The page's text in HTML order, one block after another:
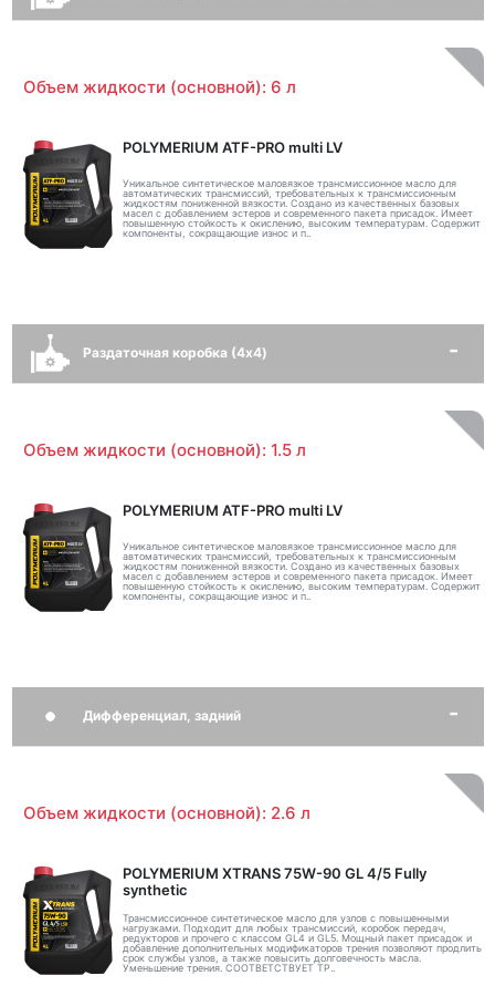
Объем жидкости (основной): 6 л
POLYMERIUM ATF-PRO multi LV
Уникальное синтетическое маловязкое трансмиссионное масло для
автоматических трансмиссий, требовательных к трансмиссионным
жидкостям пониженной вязкости. Создано из качественных базовых
масел с добавлением эстеров и современного пакета присадок. Имеет
повышенную стойкость к окислению, высоким температурам. Содержит
компоненты, сокращающие износ и п..
Раздаточная коробка (4x4)
Объем жидкости (основной): 1.5 л
POLYMERIUM ATF-PRO multi LV
Уникальное синтетическое маловязкое трансмиссионное масло для
автоматических трансмиссий, требовательных к трансмиссионным
жидкостям пониженной вязкости. Создано из качественных базовых
масел с добавлением эстеров и современного пакета присадок. Имеет
повышенную стойкость к окислению, высоким температурам. Содержит
компоненты, сокращающие износ и п..
Дифференциал, задний
Объем жидкости (основной): 2.6 л
POLYMERIUM XTRANS 75W-90 GL 4/5 Fully
synthetic
Трансмиссионное синтетическое масло для узлов с повышенными
нагрузками. Подходит для любых трансмиссий, коробок передач,
редукторов и прочего с классом GL4 и GL5. Мощный пакет присадок и
добавление дополнительных модификаторов трения позволяют продлить
срок службы узлов, а также повысить долговечность масла.
Уменьшение трения. СООТВЕТСТВУЕТ ТР..